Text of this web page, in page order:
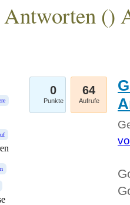
Antworten ()
0
Punkte
64
Aufrufe